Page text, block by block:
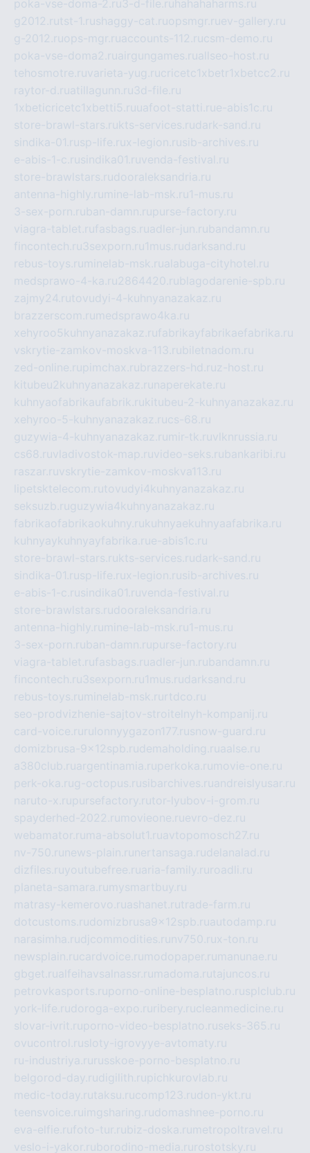
poka-vse-doma-2.ru3-d-file.ru hahahaharms.ru
g2012.rutst-1.rushaggy-cat.ruopsmgr.ruev-gallery.ru
g-2012.ruops-mgr.ruaccounts-112.rucsm-demo.ru
poka-vse-doma2.ruairgungames.ruallseo-host.ru
tehosmotre.ruvarieta-yug.rucricetc1xbetr1xbetcc2.ru
raytor-d.ruatillagunn.ru3d-file.ru
1xbeticricetc1xbetti5.ruuafoot-statti.rue-abis1c.ru
store-brawl-stars.rukts-services.rudark-sand.ru
sindika-01.rusp-life.rux-legion.rusib-archives.ru
e-abis-1-c.rusindika01.ruvenda-festival.ru
store-brawlstars.rudooraleksandria.ru
antenna-highly.ru mine-lab-msk.ru1-mus.ru
3-sex-porn.ruban-damn.rupurse-factory.ru
viagra-tablet.rufasbags.ruadler-jun.rubandamn.ru
fincontech.ru3sexporn.ru1mus.rudarksand.ru
rebus-toys.ru minelab-msk.rualabuga-cityhotel.ru
medsprawo-4-ka.ru2864420.rublagodarenie-spb.ru
zajmy24.rutovudyi-4-kuhnyanazakaz.ru
brazzerscom.ru medsprawo4ka.ru
xehyroo5kuhnyanazakaz.rufabrikayfabrikaefabrika.ru
vskrytie-zamkov-moskva-113.rubiletnadom.ru
zed-online.rupimchax.rubrazzers-hd.ruz-host.ru
kitubeu2kuhnyanazakaz.ru naperekate.ru
kuhnyaofabrikaufabrik.rukitubeu-2-kuhnyanazakaz.ru
xehyroo-5-kuhnyanazakaz.rucs-68.ru
guzywia-4-kuhnyanazakaz.ru mir-tk.ruvlknrussia.ru
cs68.ruvladivostok-map.ruvideo-seks.rubankaribi.ru
raszar.ruvskrytie-zamkov-moskva113.ru
lipetsktelecom.rutovudyi4kuhnyanazakaz.ru
seksuzb.ruguzywia4kuhnyanazakaz.ru
fabrikaofabrikaokuhny.rukuhnyaekuhnyaafabrika.ru
kuhnyaykuhnyayfabrika.rue-abis1c.ru
store-brawl-stars.rukts-services.rudark-sand.ru
sindika-01.rusp-life.rux-legion.rusib-archives.ru
e-abis-1-c.rusindika01.ruvenda-festival.ru
store-brawlstars.rudooraleksandria.ru
antenna-highly.ru mine-lab-msk.ru1-mus.ru
3-sex-porn.ruban-damn.rupurse-factory.ru
viagra-tablet.rufasbags.ruadler-jun.rubandamn.ru
fincontech.ru3sexporn.ru1mus.rudarksand.ru
rebus-toys.ru minelab-msk.ru rtdco.ru
seo-prodvizhenie-sajtov-stroitelnyh-kompanij.ru
card-voice.ru rulonnyygazon177.rusnow-guard.ru
domizbrusa-9x12spb.rudemaholding.ruaalse.ru
a380club.ruargentinamia.ruperkoka.ru movie-one.ru
perk-oka.rug-octopus.rusibarchives.ruandreislyusar.ru
naruto-x.rupursefactory.rutor-lyubov-i-grom.ru
spayderhed-2022.ru movieone.ruevro-dez.ru
webamator.ru ma-absolut1.ruavtopomosch27.ru
nv-750.ru news-plain.ru nertansaga.rudelanalad.ru
dizfiles.ruyoutubefree.ruaria-family.ru roadli.ru
planeta-samara.ru mysmartbuy.ru
matrasy-kemerovo.ruashanet.rutrade-farm.ru
dotcustoms.rudomizbrusa9x12spb.ruautodamp.ru
narasimha.rudjcommodities.ru nv750.rux-ton.ru
newsplain.rucardvoice.ru modopaper.ru manunae.ru
gbget.rualfeihavsalnassr.ru madoma.rutajuncos.ru
petrovkasports.ruporno-online-besplatno.rusplclub.ru
york-life.rudoroga-expo.ru ribery.rucleanmedicine.ru
slovar-ivrit.ruporno-video-besplatno.ruseks-365.ru
ovucontrol.rusloty-igrovyye-avtomaty.ru
ru-industriya.ru russkoe-porno-besplatno.ru
belgorod-day.rudigilith.rupichkurovlab.ru
medic-today.rutaksu.rucomp123.rudon-ykt.ru
teensvoice.ru imgsharing.rudomashnee-porno.ru
eva-elfie.rufoto-tur.rubiz-doska.ru metropoltravel.ru
veslo-i-yakor.ruborodino-media.ru rostotsky.ru